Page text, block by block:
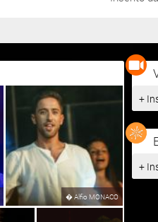
�Alfio MONACO
+
+